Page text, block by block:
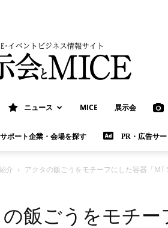
展
示
会
と
ニュース MICE 展示会
ポート企業・会場を探す PR・広告サ
介 アクタの飯ごうをモチーフにした容器「MT
飯ごうをモチ